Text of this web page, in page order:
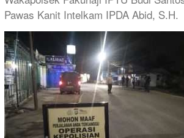
Pawas Kanit Intelkam IPDA Abid, S.H.